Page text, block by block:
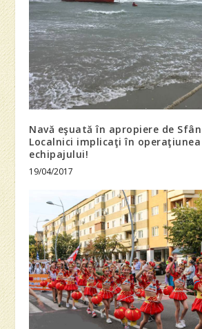
Navă eşuată în apropiere de
Localnici implicaţi în operaţiunea
echipajului!
19/04/2017